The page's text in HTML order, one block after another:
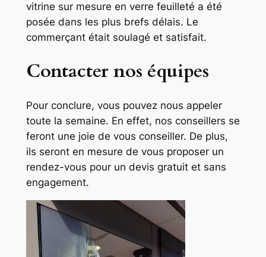
vitrine sur mesure en verre feuilleté a été
posée dans les plus brefs délais. Le
commerçant était soulagé et satisfait.
Contacter nos équipes
Pour conclure, vous pouvez nous appeler
toute la semaine. En effet, nos conseillers se
feront une joie de vous conseiller. De plus,
ils seront en mesure de vous proposer un
rendez-vous pour un devis gratuit et sans
engagement.